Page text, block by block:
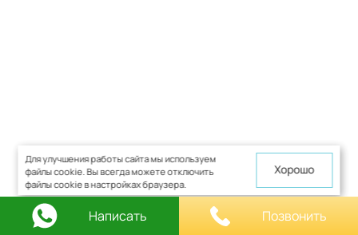
Для улучшения работы сайта мы используем
файлы cookie. Вы всегда можете отключить
файлы cookie в настройках браузера.
Хорошо
Написать Позвонить